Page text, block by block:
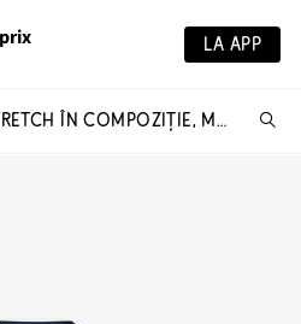
LA APP
SACOU DREPT CU STRETCH ÎN COMPOZIȚIE, MODERN FIT